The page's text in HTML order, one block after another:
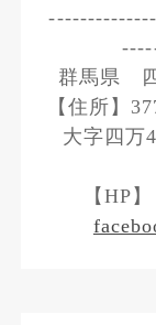
群馬県
【住所】
大字四万
【HP